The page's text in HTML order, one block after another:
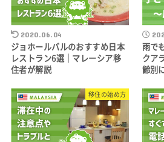
2020.06.04
ジョホールバルのおすすめ日本
レストラン6選｜マレーシア移
住者が解説
雨で
クア
齢別
移住の始め方